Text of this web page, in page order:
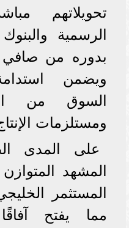
تحويلاتهم
الرسمية
بدوره من صافي
ويضمن
السوق من
ومستلزمات
على المدى
المشهد
المستثمر
مما يفتح